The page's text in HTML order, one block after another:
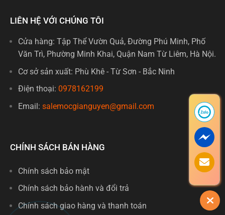
LIÊN HỆ VỚI CHÚNG TÔI
Cửa hàng: Tập Thể Vườn Quả, Đường Phú Minh, Phố
Văn Trì, Phường Minh Khai, Quận Nam Từ Liêm, Hà Nội.
Cơ sở sản xuất: Phù Khê - Từ Sơn - Bắc Ninh
Điện thoại: 0978162199
Email: salemocgianguyen@gmail.com
CHÍNH SÁCH BÁN HÀNG
Chính sách bảo mật
Chính sách bảo hành và đổi trả
Chính sách giao hàng và thanh toán